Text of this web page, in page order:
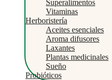
Superalimentos
Vitaminas
Herboristería
Aceites esenciales
Aroma difusores
Laxantes
Plantas medicinales
Sueño
Probióticos